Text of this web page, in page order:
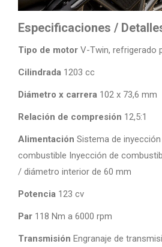
Especificaciones /
Tipo de motor V-Twin, refrigerado
Cilindrada 1203 cc
Diámetro x carrera 102 x 73,6 mm
Relación de compresión 12,5:1
Alimentación Sistema de
combustible Inyección de
/ diámetro interior de 60 mm
Potencia 123 cv
Par 118 Nm a 6000 rpm
Transmisión Engranaje de